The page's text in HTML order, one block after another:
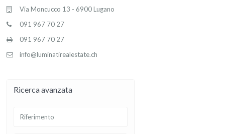
Via Moncucco 13 - 6900 Lugano
091 967 70 27
091 967 70 27
info@luminatirealestate.ch
Ricerca avanzata